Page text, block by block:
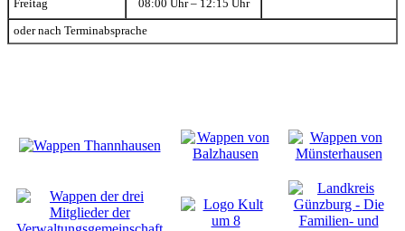
Freitag 08:00 Uhr – 12:15 Uhr
oder nach Terminabsprache